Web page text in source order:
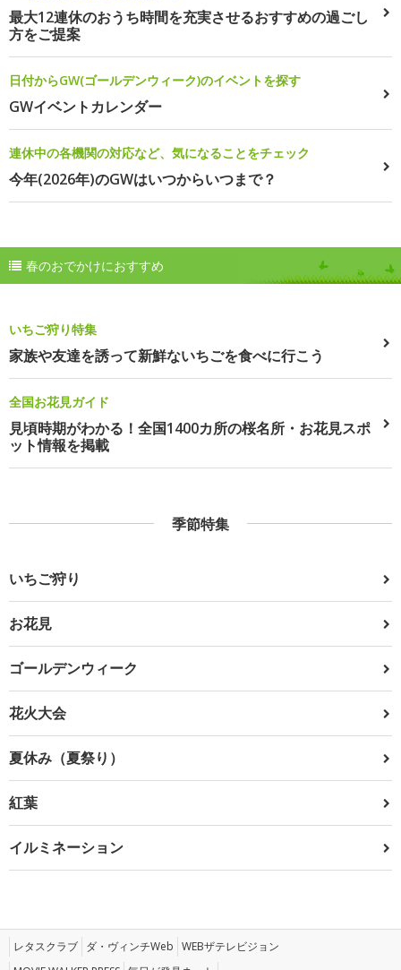
最大12連休のおうち時間を充実させるおすすめの過ごし
方をご提案
日付からGW(ゴールデンウィーク)のイベントを探す
GWイベントカレンダー
連休中の各機関の対応など、気になることをチェック
今年(2026年)のGWはいつからいつまで？
春のおでかけにおすすめ
いちご狩り特集
家族や友達を誘って新鮮ないちごを食べに行こう
全国お花見ガイド
見頃時期がわかる！全国1400カ所の桜名所・お花見スポ
ット情報を掲載
季節特集
いちご狩り
お花見
ゴールデンウィーク
花火大会
夏休み（夏祭り）
紅葉
イルミネーション
レタスクラブ ダ・ヴィンチWeb WEBザテレビジョン